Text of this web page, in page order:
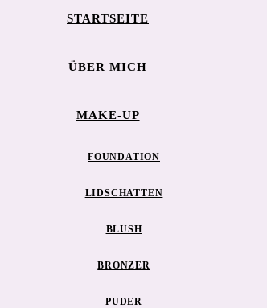
STARTSEITE
ÜBER MICH
MAKE-UP
FOUNDATION
LIDSCHATTEN
BLUSH
BRONZER
PUDER